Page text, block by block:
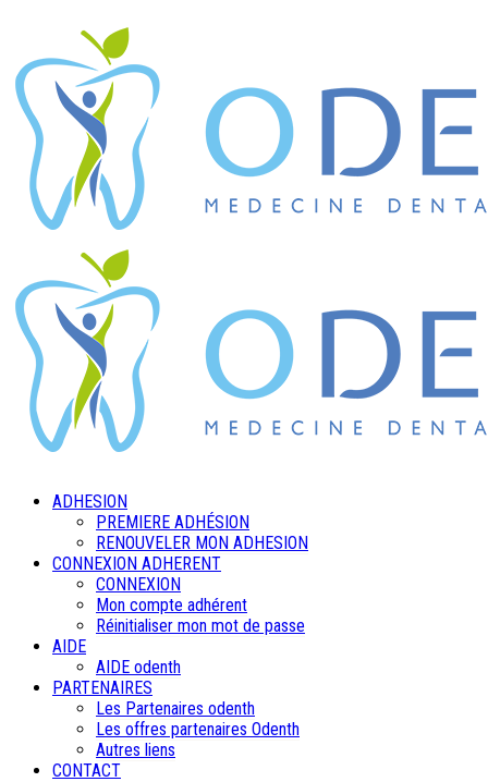
ADHESION
PREMIERE ADHÉSION
RENOUVELER MON ADHESION
CONNEXION ADHERENT
CONNEXION
Mon compte adhérent
Réinitialiser mon mot de passe
AIDE
AIDE odenth
PARTENAIRES
Les Partenaires odenth
Les offres partenaires Odenth
Autres liens
CONTACT